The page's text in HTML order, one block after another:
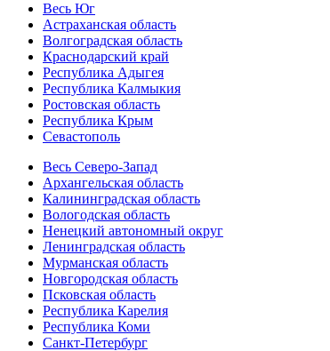
Весь Юг
Астраханская область
Волгоградская область
Краснодарский край
Республика Адыгея
Республика Калмыкия
Ростовская область
Республика Крым
Севастополь
Весь Северо-Запад
Архангельская область
Калининградская область
Вологодская область
Ненецкий автономный округ
Ленинградская область
Мурманская область
Новгородская область
Псковская область
Республика Карелия
Республика Коми
Санкт-Петербург